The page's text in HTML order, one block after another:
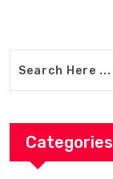
Categories